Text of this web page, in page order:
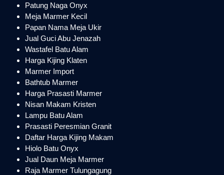
Patung Naga Onyx
Meja Marmer Kecil
Papan Nama Meja Ukir
Jual Guci Abu Jenazah
Wastafel Batu Alam
Harga Kijing Klaten
Marmer Import
Bathtub Marmer
Harga Prasasti Marmer
Nisan Makam Kristen
Lampu Batu Alam
Prasasti Peresmian Granit
Daftar Harga Kijing Makam
Hiolo Batu Onyx
Jual Daun Meja Marmer
Raja Marmer Tulungagung